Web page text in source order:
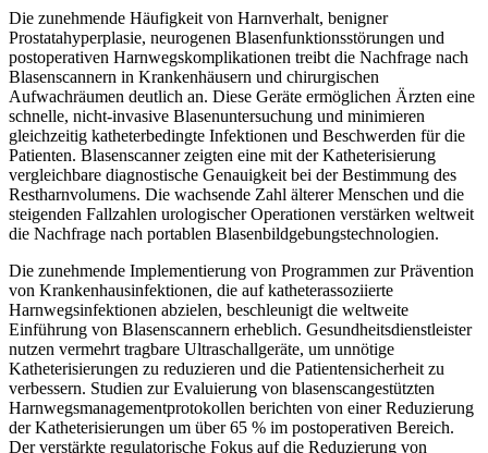
Die zunehmende Häufigkeit von Harnverhalt, benigner
Prostatahyperplasie, neurogenen Blasenfunktionsstörungen und
postoperativen Harnwegskomplikationen treibt die Nachfrage nach
Blasenscannern in Krankenhäusern und chirurgischen
Aufwachräumen deutlich an. Diese Geräte ermöglichen Ärzten eine
schnelle, nicht-invasive Blasenuntersuchung und minimieren
gleichzeitig katheterbedingte Infektionen und Beschwerden für die
Patienten. Blasenscanner zeigten eine mit der Katheterisierung
vergleichbare diagnostische Genauigkeit bei der Bestimmung des
Restharnvolumens. Die wachsende Zahl älterer Menschen und die
steigenden Fallzahlen urologischer Operationen verstärken weltweit
die Nachfrage nach portablen Blasenbildgebungstechnologien.
Die zunehmende Implementierung von Programmen zur Prävention
von Krankenhausinfektionen, die auf katheterassoziierte
Harnwegsinfektionen abzielen, beschleunigt die weltweite
Einführung von Blasenscannern erheblich. Gesundheitsdienstleister
nutzen vermehrt tragbare Ultraschallgeräte, um unnötige
Katheterisierungen zu reduzieren und die Patientensicherheit zu
verbessern. Studien zur Evaluierung von blasenscangestützten
Harnwegsmanagementprotokollen berichten von einer Reduzierung
der Katheterisierungen um über 65 % im postoperativen Bereich.
Der verstärkte regulatorische Fokus auf die Reduzierung von